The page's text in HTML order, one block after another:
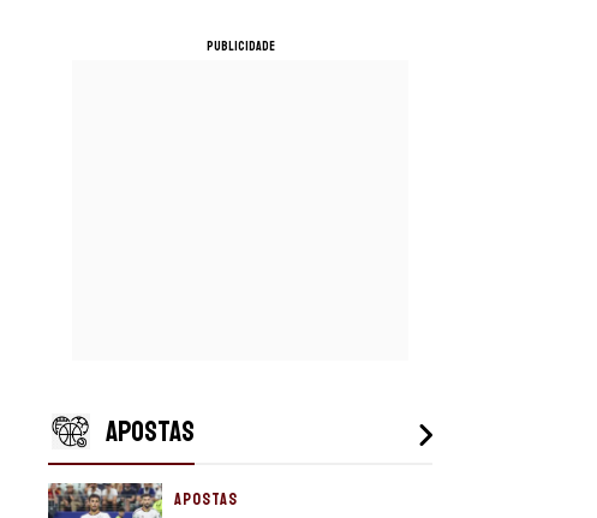
PUBLICIDADE
APOSTAS
APOSTAS